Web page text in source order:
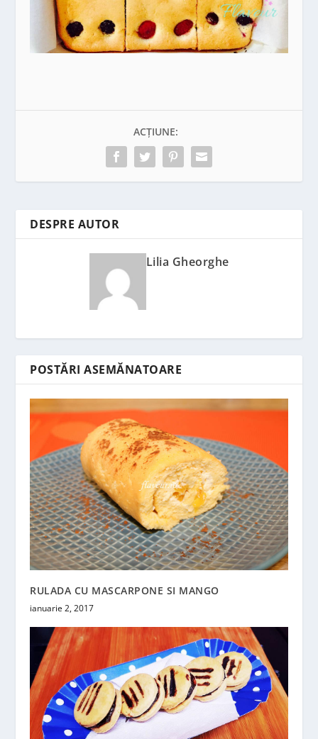
ACȚIUNE:
DESPRE AUTOR
Lilia Gheorghe
POSTĂRI ASEMĂNATOARE
RULADA CU MASCARPONE SI MANGO
ianuarie 2, 2017